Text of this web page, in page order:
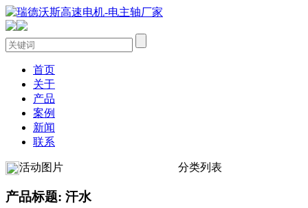
首页
关于
产品
案例
新闻
联系
活动图片 分类列表
产品标题: 汗水